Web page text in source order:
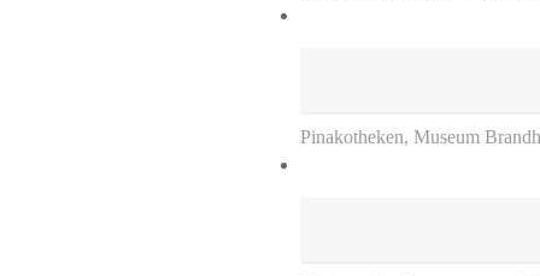
Pinakotheken, Museum